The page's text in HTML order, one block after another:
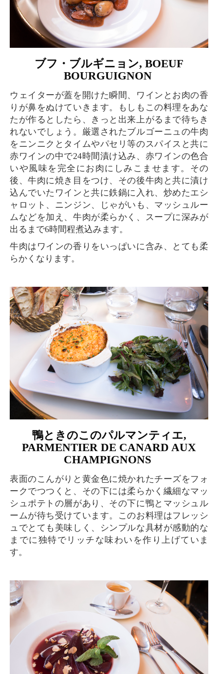
ブフ・ブルギニョン, BOEUF
BOURGUIGNON
ウェイターが蓋を開けた瞬間、ワインとお肉の香
りが鼻をぬけていきます。もしもこの料理をあな
たが作るとしたら、きっと出来上がるまで待ちき
れないでしょう。厳選されたブルゴーニュの牛肉
をニンニクとタイムやパセリ等のスパイスと共に
赤ワインの中で24時間漬け込み、赤ワインの色合
いや風味を完全にお肉にしみこませます。その
後、牛肉に焼き目をつけ、その後牛肉と共に漬け
込んでいたワインと共に鉄鍋に入れ、炒めたエシ
ャロット、ニンジン、じゃがいも、マッシュルー
ムなどを加え、牛肉が柔らかく、スープに深みが
出るまで6時間程煮込みます。
牛肉はワインの香りをいっぱいに含み、とても柔
らかくなります。
鴨ときのこのパルマンティエ,
PARMENTIER DE CANARD AUX
CHAMPIGNONS
表面のこんがりと黄金色に焼かれたチーズをフォ
ークでつつくと、その下には柔らかく繊細なマッ
シュポテトの層があり、その下に鴨とマッシュル
ームが待ち受けています。このお料理はフレッシ
ュでとても美味しく、シンプルな具材が感動的な
までに独特でリッチな味わいを作り上げていま
す。